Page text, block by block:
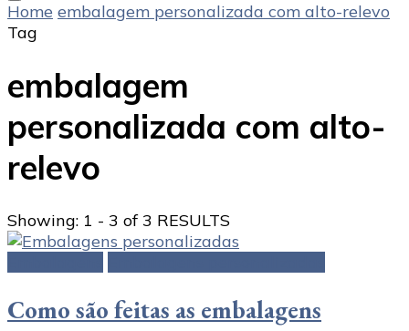
Home embalagem personalizada com alto-relevo
Tag
embalagem
personalizada com alto-
relevo
Showing: 1 - 3 of 3 RESULTS
Como são feitas as embalagens